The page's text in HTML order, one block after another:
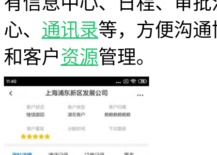
心、 通讯录等，方便沟
和客户资源管理。